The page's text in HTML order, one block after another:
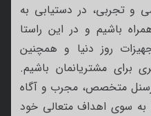
و تجربی، در دستیابی به
باشیم و در این راستا
روز دنیا و همچنین
برای مشتریانمان باشیم.
متخصص، مجرب و آگاه
به سوی اهداف متعالی خود